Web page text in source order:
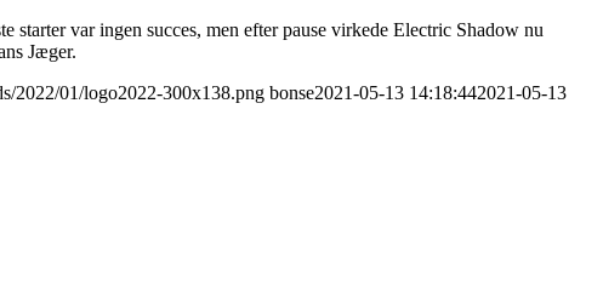
var ingen succes, men efter pause virkede Electric Shadow nu
Jæger.
2022/01/logo2022-300x138.png bonse2021-05-13 14:18:442021-05-13